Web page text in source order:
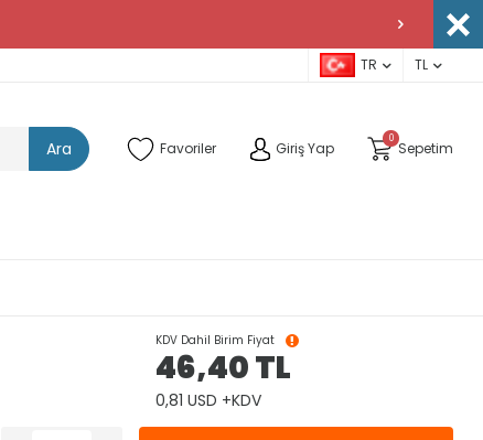
TR TL
Ara Favoriler Giriş Yap
0
Sepetim
KDV Dahil Birim Fiyat
46,40TL
0,81 USD +KDV